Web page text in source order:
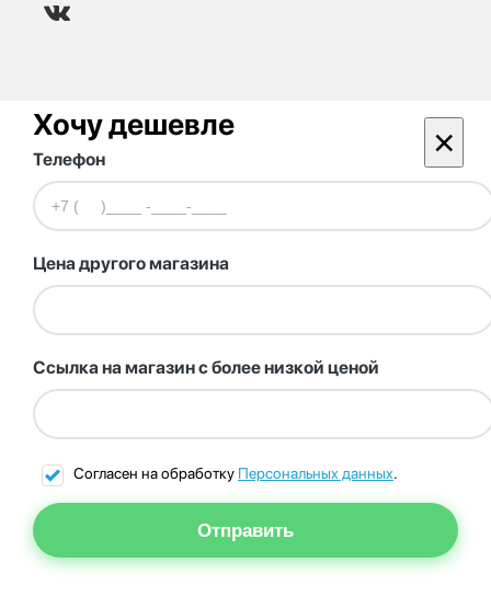
Хочу дешевле ×
Телефон
Цена другого магазина
Ссылка на магазин с более низкой ценой
Согласен на обработку Персональных данных.
Отправить